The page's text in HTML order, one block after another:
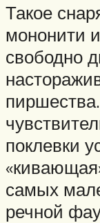
Такое
мононити
свободно
поклевки
самых
речной